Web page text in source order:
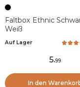
Faltbox Ethnic
Weiß
Auf Lager
5.99
In den